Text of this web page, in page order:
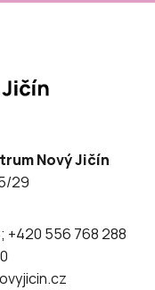
Nový Jičín
29
+420 556 768 288